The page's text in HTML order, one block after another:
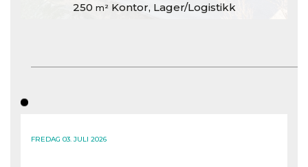
250 m²Kontor, Lager/Logistikk
FREDAG 03. JULI 2026